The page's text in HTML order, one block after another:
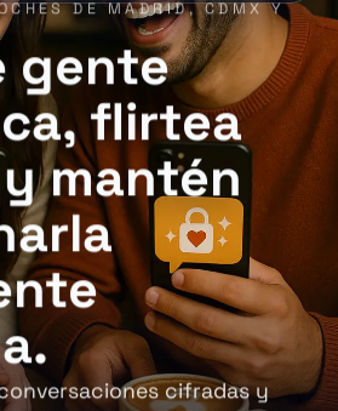
DE MADRID, CDMX Y
gente
flirtea
mantén
cifradas y